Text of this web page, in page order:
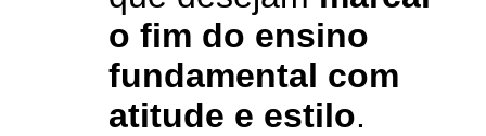
o fim do ensino
fundamental com
atitude e estilo.